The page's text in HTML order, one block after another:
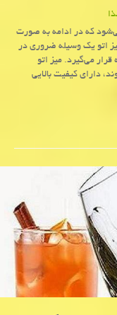
می‌شود که در ادامه به صورت
اتو یک وسیله ضروری در
می‌گیرد. میز اتو
دارای کیفیت بالایی